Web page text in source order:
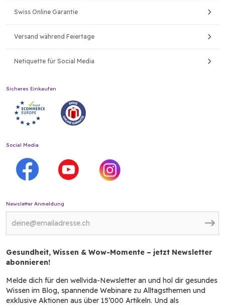
Swiss Online Garantie
Versand während Feiertage
Netiquette für Social Media
Sicheres Einkaufen
Social Media
Newsletter Anmeldung
Gesundheit, Wissen & Wow-Momente – jetzt Newsletter
abonnieren!
Melde dich für den wellvida-Newsletter an und hol dir gesundes
Wissen im Blog, spannende Webinare zu Alltagsthemen und
exklusive Aktionen aus über 15’000 Artikeln. Und als